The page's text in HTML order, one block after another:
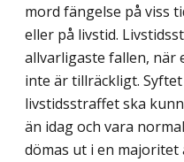
mord fängelse på viss
eller på livstid.
allvarligaste fallen,
inte är tillräckligt.
livstidsstraffet ska
än idag och vara
dömas ut i en